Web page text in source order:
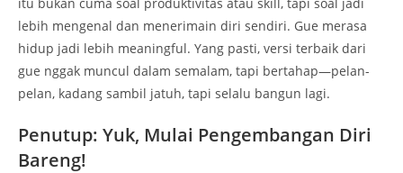
lebih mengenal dan menerimain diri sendiri. Gue merasa
hidup jadi lebih meaningful. Yang pasti, versi terbaik dari
gue nggak muncul dalam semalam, tapi bertahap—pelan-
pelan, kadang sambil jatuh, tapi selalu bangun lagi.
Penutup: Yuk, Mulai Pengembangan Diri
Bareng!